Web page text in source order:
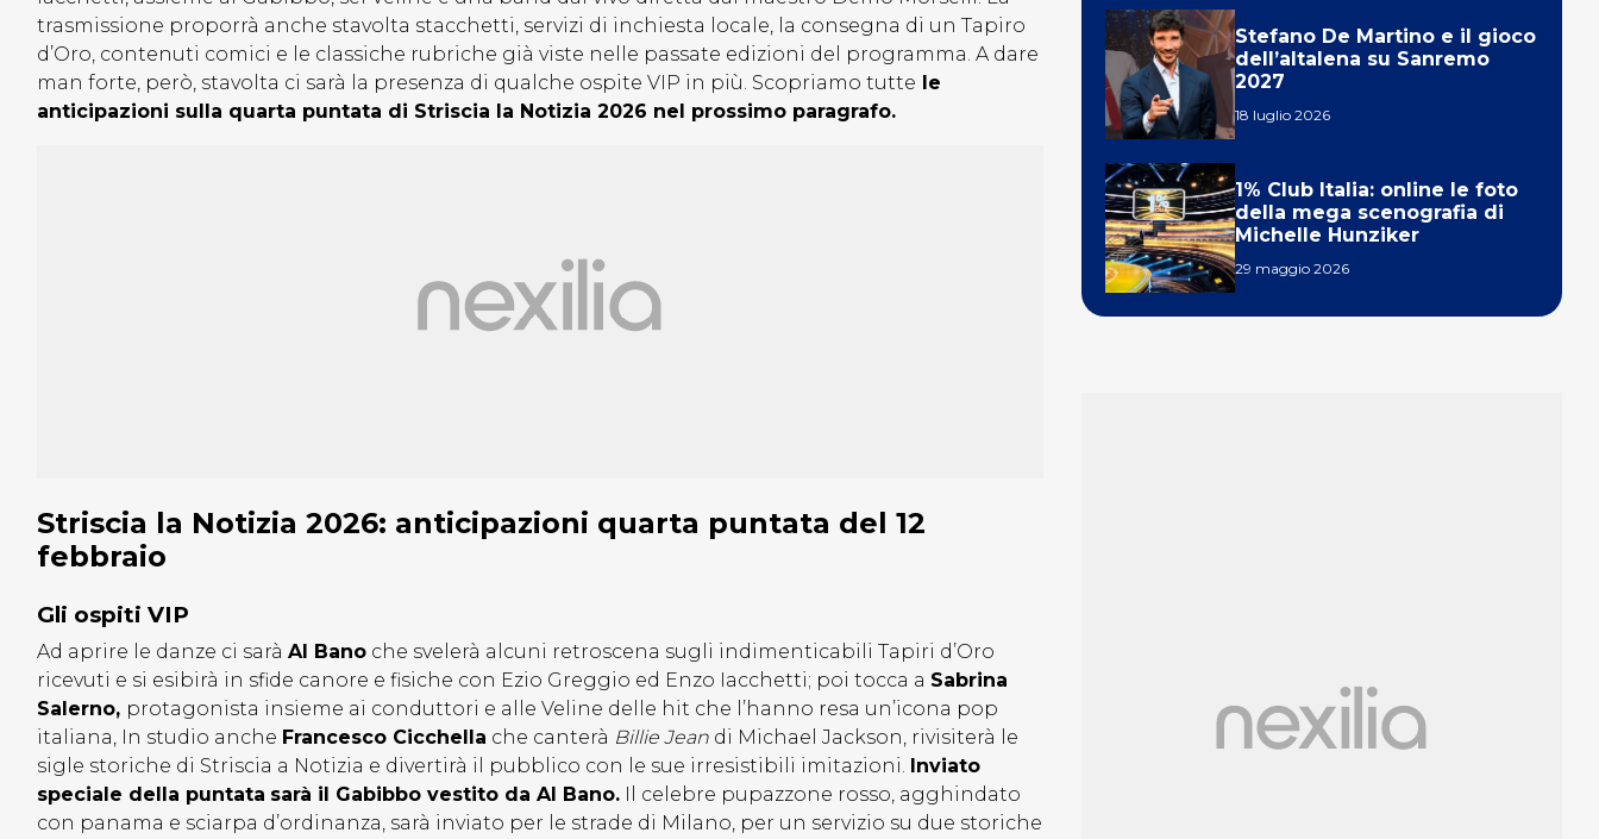
trasmissione proporrà anche stavolta stacchetti, servizi di inchiesta locale, la consegna di un Tapiro
d’Oro, contenuti comici e le classiche rubriche già viste nelle passate edizioni del programma. A dare
man forte, però, stavolta ci sarà la presenza di qualche ospite VIP in più. Scopriamo tutte le
anticipazioni sulla quarta puntata di Striscia la Notizia 2026 nel prossimo paragrafo.
Striscia la Notizia 2026: anticipazioni quarta puntata del 12
febbraio
Gli ospiti VIP
Ad aprire le danze ci sarà Al Bano che svelerà alcuni retroscena sugli indimenticabili Tapiri d’Oro
ricevuti e si esibirà in sfide canore e fisiche con Ezio Greggio ed Enzo Iacchetti; poi tocca a Sabrina
Salerno, protagonista insieme ai conduttori e alle Veline delle hit che l’hanno resa un’icona pop
italiana, In studio anche Francesco Cicchella che canterà Billie Jean di Michael Jackson, rivisiterà le
sigle storiche di Striscia a Notizia e divertirà il pubblico con le sue irresistibili imitazioni. Inviato
speciale della puntata sarà il Gabibbo vestito da Al Bano. Il celebre pupazzone rosso, agghindato
con panama e sciarpa d’ordinanza, sarà inviato per le strade di Milano, per un servizio su due storiche
Stefano De Martino e il gioco
dell’altalena su Sanremo
2027
18 luglio 2026
1% Club Italia: online le foto
della mega scenografia di
Michelle Hunziker
29 maggio 2026